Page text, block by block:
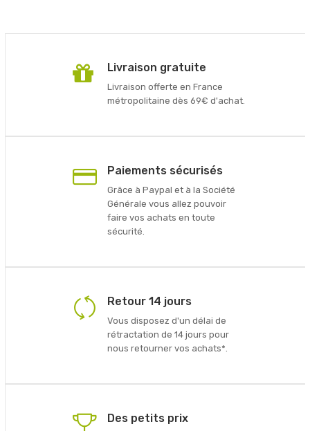
Livraison gratuite
Livraison offerte en France
métropolitaine dès 69€ d'achat.
Paiements sécurisés
Grâce à Paypal et à la Société
Générale vous allez pouvoir
faire vos achats en toute
sécurité.
Retour 14 jours
Vous disposez d'un délai de
rétractation de 14 jours pour
nous retourner vos achats*.
Des petits prix